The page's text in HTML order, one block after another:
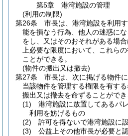
第5章
港湾施設の管理
(利用の制限)
第26条
市長は、港湾施設を利用
能を損なう行為、他人の迷惑に
をし、又はそのおそれがある場
上必要な限度において、これら
ことができる。
(物件の搬出又は撤去)
第27条
市長は、次に掲げる物件
当該物件を管理する権限を有す
搬出又は撤去を命ずることができ
(1)
港湾施設に放置してあるパ
利用を妨げるもの
(2)
許可を得ないで港湾施設に
(3)
公益上その他市長が必要と